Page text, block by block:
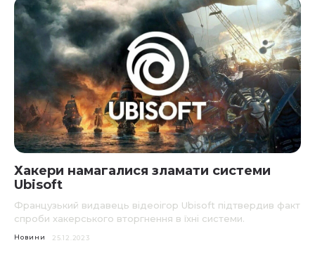
Хакери намагалися зламати системи
Ubisoft
Французький видавець відеоігор Ubisoft підтвердив факт
спроби хакерського вторгнення в їхні системи.
Новини 25.12.2023